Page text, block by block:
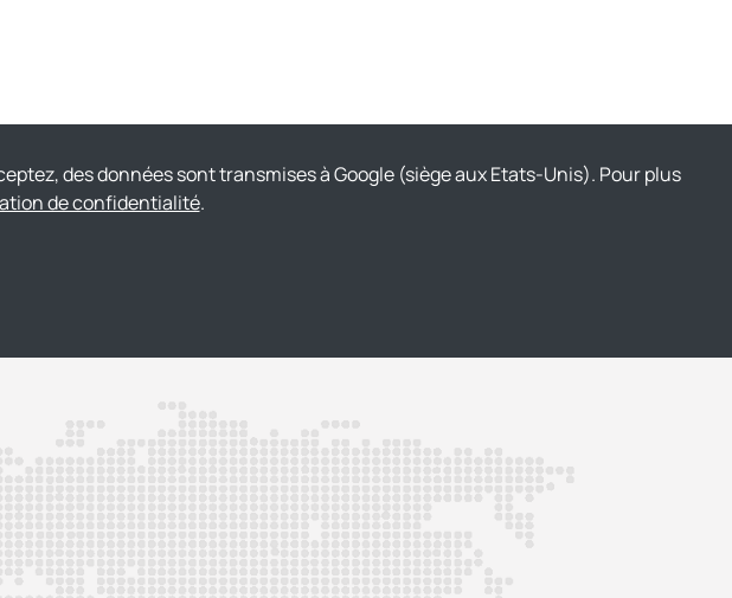
des données sont transmises à Google (siège aux Etats-Unis). Pour plus
de confidentialité.